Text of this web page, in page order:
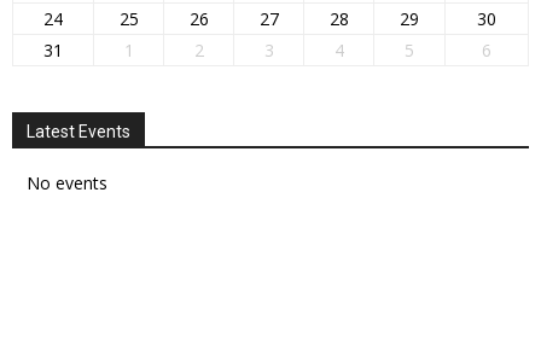
24
25 26 27 28 29
30
31
1 2 3 4 5 6
Latest Events
No events